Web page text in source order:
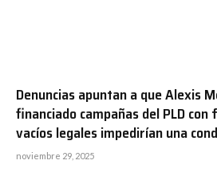
Denuncias apuntan a que Alexis
financiado campañas del PLD
vacíos legales impedirían una
noviembre 29, 2025